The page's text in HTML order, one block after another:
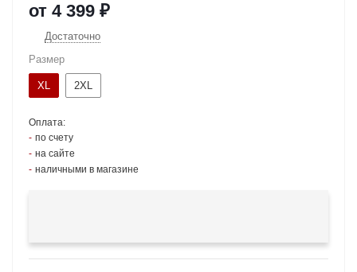
от 4 399 ₽
Достаточно
Размер
XL 2XL
Оплата:
по счету
на сайте
наличными в магазине